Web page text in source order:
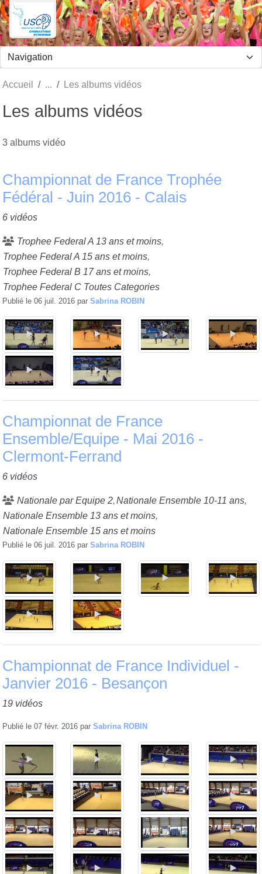
Accueil Les albums vidéos
Les albums vidéos
3 albums vidéo
Championnat de France Trophée
Fédéral - Juin 2016 - Calais
6 vidéos
Trophee Federal A 13 ans et moins
Trophee Federal A 15 ans et moins
Trophee Federal B 17 ans et moins
Trophee Federal C Toutes Categories
Publié le 06 juil. 2016 par Sabrina ROBIN
Championnat de France
Ensemble/Equipe - Mai 2016 -
Clermont-Ferrand
6 vidéos
Nationale par Equipe 2 Nationale Ensemble 10-11 ans
Nationale Ensemble 13 ans et moins
Nationale Ensemble 15 ans et moins
Publié le 06 juil. 2016 par Sabrina ROBIN
Championnat de France Individuel -
Janvier 2016 - Besançon
19 vidéos
Publié le 07 févr. 2016 par Sabrina ROBIN
Panneau de gestion des cookies